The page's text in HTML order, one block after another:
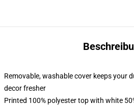
Removable, washable cover keeps your
decor fresher
Printed 100% polyester top with white